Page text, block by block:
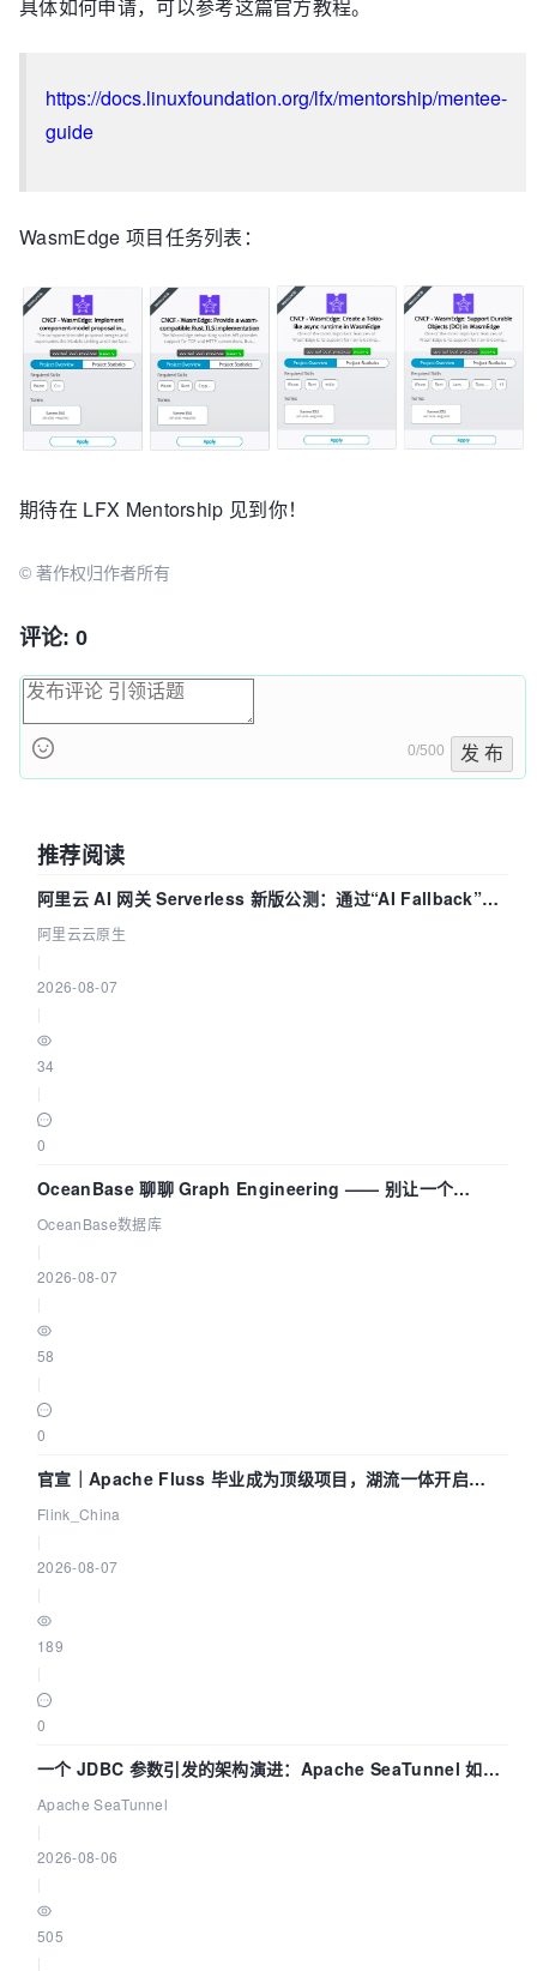
具体如何申请，可以参考这篇官方教程。
https://docs.linuxfoundation.org/lfx/mentorship/mentee-
guide
WasmEdge 项目任务列表：
期待在 LFX Mentorship 见到你！
© 著作权归作者所有
评论: 0
0/500 发 布
推荐阅读
阿里云 AI 网关 Serverless 新版公测：通过“AI Fallback”与
拓扑可视化构建 AI 流量治理底座
阿里云云原生
2026-08-07
34
0
OceanBase 聊聊 Graph Engineering —— 别让一个
Agent 既当运动员又
OceanBase数据库
2026-08-07
58
0
官宣｜Apache Fluss 毕业成为顶级项目，湖流一体开启
Agentic Lake 全面实时化时代
Flink_China
2026-08-07
189
0
一个 JDBC 参数引发的架构演进：Apache SeaTunnel 如何
解决数据同步中的“定时 Flush”难题
Apache SeaTunnel
2026-08-06
505